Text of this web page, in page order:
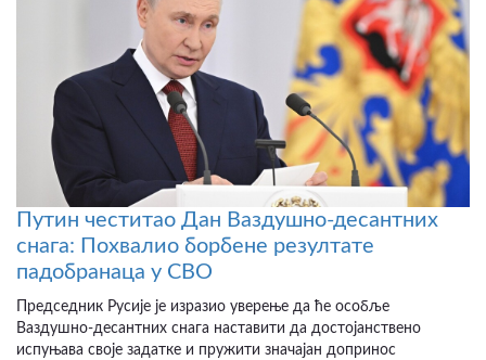
Путин честитао Дан Ваздушно-десантних
снага: Похвалио борбене резултате
падобранаца у СВО
Председник Русије је изразио уверење да ће особље
Ваздушно-десантних снага наставити да достојанствено
испуњава своје задатке и пружити значајан допринос